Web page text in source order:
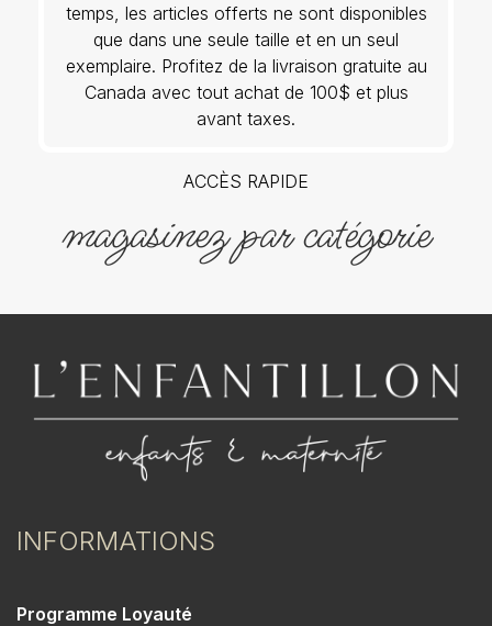
temps, les articles offerts ne sont disponibles
que dans une seule taille et en un seul
exemplaire. Profitez de la livraison gratuite au
Canada avec tout achat de 100$ et plus
avant taxes.
ACCÈS RAPIDE
magasinez par catégorie
INFORMATIONS
Programme Loyauté